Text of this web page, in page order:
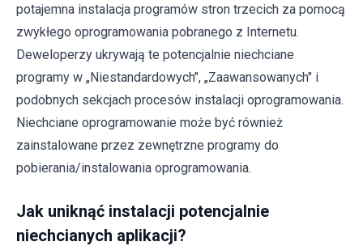
potajemna instalacja programów stron trzecich za pomocą
zwykłego oprogramowania pobranego z Internetu.
Deweloperzy ukrywają te potencjalnie niechciane
programy w „Niestandardowych", „Zaawansowanych" i
podobnych sekcjach procesów instalacji oprogramowania.
Niechciane oprogramowanie może być również
zainstalowane przez zewnętrzne programy do
pobierania/instalowania oprogramowania.
Jak uniknąć instalacji potencjalnie
niechcianych aplikacji?